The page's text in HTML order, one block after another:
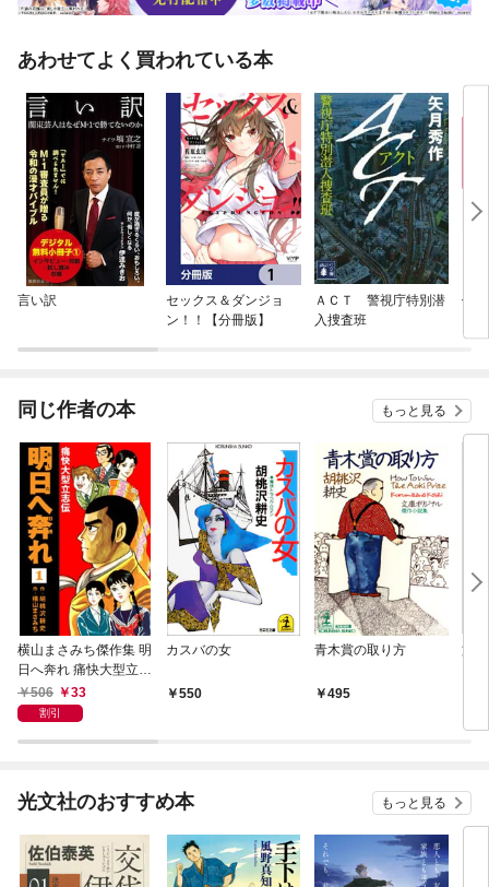
あわせてよく買われている本
言い訳
セックス＆ダンジョ
ン！！【分冊版】
ＡＣＴ 警視庁特別潜
入捜査班
他
同じ作者の本 もっと見る
横山まさみち傑作集 明
日へ奔れ 痛快大型立志
伝(1)
506 33
割引
カスバの女
550
青木賞の取り方
495
旅
光文社のおすすめ本 もっと見る